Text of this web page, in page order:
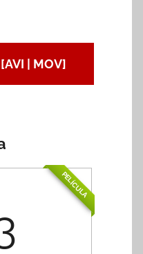
| MOV]
PELÍCULA